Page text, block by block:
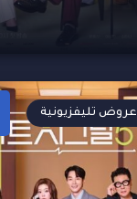
عروض تليفزيونية